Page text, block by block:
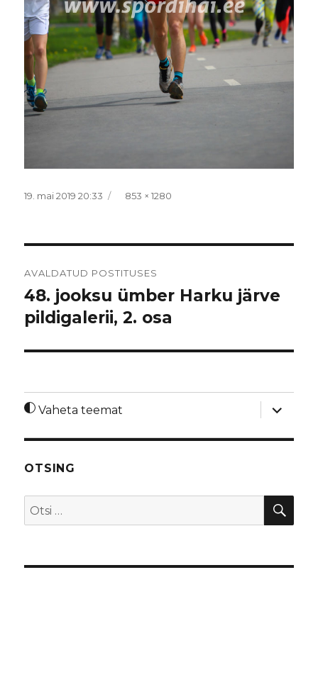
Postitatud
19. mai 2019 20:33 Täissuurus
853 × 1280
AVALDATUD POSTITUSES
48. jooksu ümber Harku järve
pildigalerii, 2. osa
Vaheta teemat
laienda
OTSING
Otsi: